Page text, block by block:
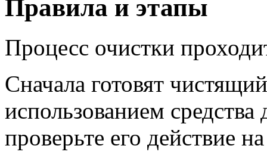
Правила и этапы
Процесс очистки
Сначала готовят
использованием
проверьте его действие